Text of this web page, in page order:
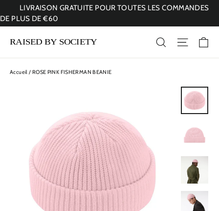
Passer
au
contenu
LIVRAISON GRATUITE POUR TOUTES LES COMMANDES
DE PLUS DE €60
Rechercher
Accueil / ROSE PINK FISHERMAN BEANIE